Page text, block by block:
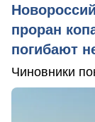
проран
погибают
Чиновники